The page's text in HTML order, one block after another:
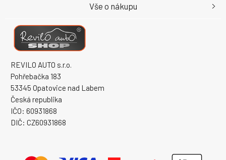
REVILO AUTO s.r.o.
Pohřebačka 183
53345 Opatovice nad Labem
Česká republika
IČO: 60931868
DIČ: CZ60931868
Vše o nákupu